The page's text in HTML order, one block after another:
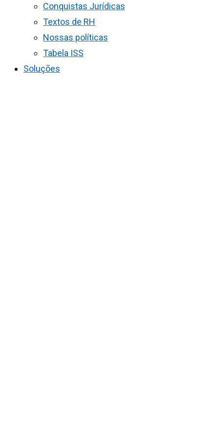
Conquistas Jurídicas
Textos de RH
Nossas políticas
Tabela ISS
Soluções